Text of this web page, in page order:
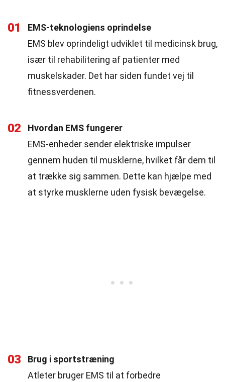
01
EMS-teknologiens oprindelse
EMS blev oprindeligt udviklet til medicinsk brug,
især til rehabilitering af patienter med
muskelskader. Det har siden fundet vej til
fitnessverdenen.
02
Hvordan EMS fungerer
EMS-enheder sender elektriske impulser
gennem huden til musklerne, hvilket får dem til
at trække sig sammen. Dette kan hjælpe med
at styrke musklerne uden fysisk bevægelse.
03
Brug i sportstræning
Atleter bruger EMS til at forbedre